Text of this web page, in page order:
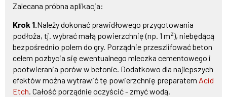
Zalecana próbna aplikacja:
Krok 1.Należy dokonać prawidłowego przygotowania
podłoża, tj. wybrać małą powierzchnię (np. 1 m2), niebędącą
bezpośrednio polem do gry. Porządnie przeszlifować beton
celem pozbycia się ewentualnego mleczka cementowego i
pootwierania porów w betonie. Dodatkowo dla najlepszych
efektów można wytrawić tę powierzchnię preparatem Acid
Etch. Całość porządnie oczyścić - zmyć wodą.